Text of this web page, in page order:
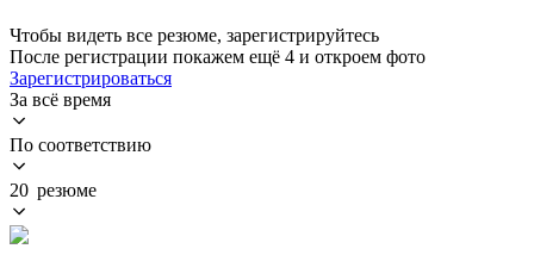
Чтобы видеть все резюме, зарегистрируйтесь
После регистрации покажем ещё 4 и откроем фото
Зарегистрироваться
За всё время
По соответствию
20 резюме